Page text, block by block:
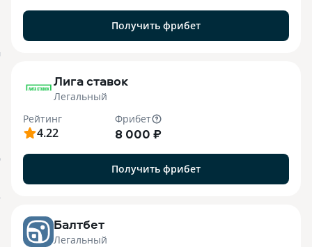
Получить фрибет
Лига ставок
Легальный
Рейтинг
4.22
Фрибет
8 000 ₽
Получить фрибет
Балтбет
Легальный